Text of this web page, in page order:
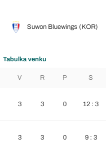
Suwon Bluewings (KOR)
Tabulka venku
V R P S
3 3 0 12 : 3
3 3 0 9 : 3